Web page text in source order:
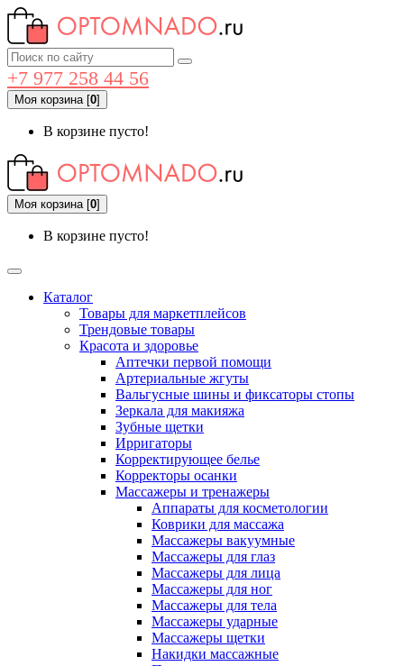
+7 977 258 44 56
Моя корзина[0]
В корзине пусто!
Моя корзина[0]
В корзине пусто!
Каталог
Товары для маркетплейсов
Трендовые товары
Красота и здоровье
Аптечки первой помощи
Артериальные жгуты
Вальгусные шины и фиксаторы стопы
Зеркала для макияжа
Зубные щетки
Ирригаторы
Корректирующее белье
Корректоры осанки
Массажеры и тренажеры
Аппараты для косметологии
Коврики для массажа
Массажеры вакуумные
Массажеры для глаз
Массажеры для лица
Массажеры для ног
Массажеры для тела
Массажеры ударные
Массажеры щетки
Накидки массажные